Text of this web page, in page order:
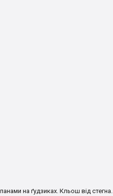
на ґудзиках. Кльош від стегна.